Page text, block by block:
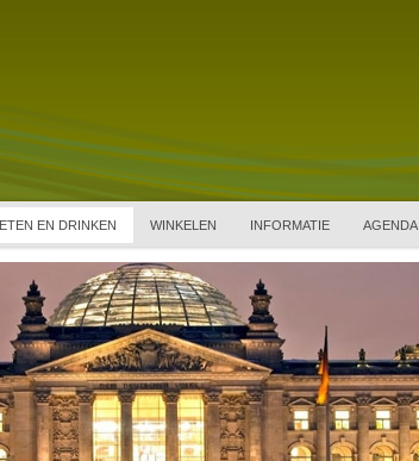
ETEN EN DRINKEN WINKELEN INFORMATIE AGENDA